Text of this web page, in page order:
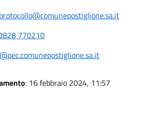
protocollo@comunepostiglione.sa.it
770210
: 16 febbraio 2024, 11:57